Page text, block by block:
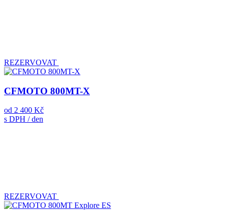
REZERVOVAT
CFMOTO 800MT-X
od 2 400 Kč
s DPH / den
REZERVOVAT